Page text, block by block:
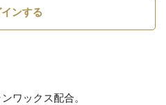
ンする
ワックス配合。